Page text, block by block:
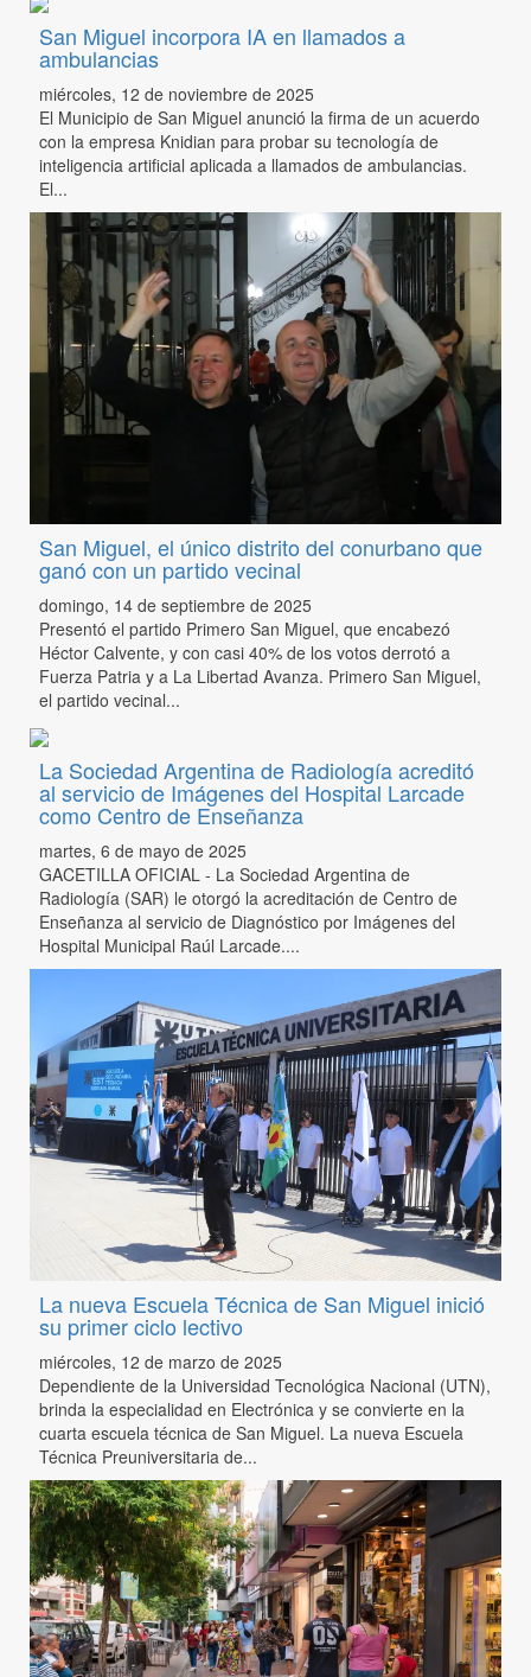
San Miguel incorpora IA en llamados a
ambulancias
miércoles, 12 de noviembre de 2025
El Municipio de San Miguel anunció la firma de un acuerdo
con la empresa Knidian para probar su tecnología de
inteligencia artificial aplicada a llamados de ambulancias.
El...
San Miguel, el único distrito del conurbano que
ganó con un partido vecinal
domingo, 14 de septiembre de 2025
Presentó el partido Primero San Miguel, que encabezó
Héctor Calvente, y con casi 40% de los votos derrotó a
Fuerza Patria y a La Libertad Avanza. Primero San Miguel,
el partido vecinal...
La Sociedad Argentina de Radiología acreditó
al servicio de Imágenes del Hospital Larcade
como Centro de Enseñanza
martes, 6 de mayo de 2025
GACETILLA OFICIAL - La Sociedad Argentina de
Radiología (SAR) le otorgó la acreditación de Centro de
Enseñanza al servicio de Diagnóstico por Imágenes del
Hospital Municipal Raúl Larcade....
La nueva Escuela Técnica de San Miguel inició
su primer ciclo lectivo
miércoles, 12 de marzo de 2025
Dependiente de la Universidad Tecnológica Nacional (UTN),
brinda la especialidad en Electrónica y se convierte en la
cuarta escuela técnica de San Miguel. La nueva Escuela
Técnica Preuniversitaria de...